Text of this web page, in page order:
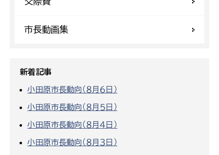
市長動画集
新着記事
小田原市長動向（８月６日）
小田原市長動向（８月５日）
小田原市長動向（８月４日）
小田原市長動向（８月３日）